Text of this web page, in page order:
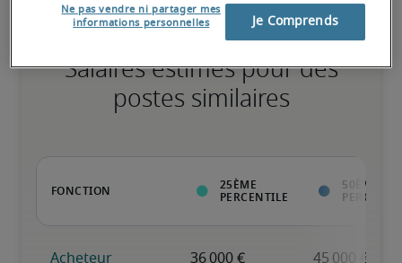
Salaires estimés pour des
postes similaires
Ne pas vendre ni partager mes
informations personnelles
Je Comprends